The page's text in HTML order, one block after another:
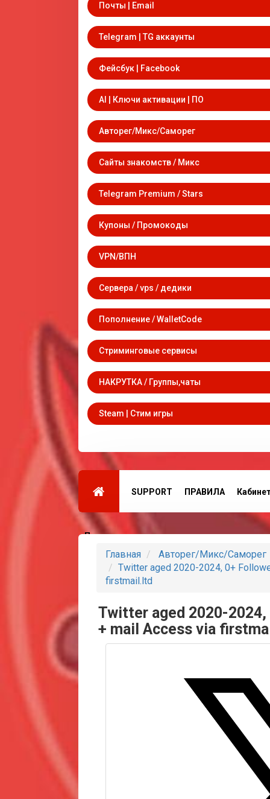
Почты | Email
Telegram | TG аккаунты
Фейсбук | Facebook
AI | Ключи активации | ПО
Авторег/Микс/Саморег
Сайты знакомств / Микс
Telegram Premium / Stars
Купоны / Промокоды
VPN/ВПН
Сервера / vps / дедики
Пополнение / WalletCode
Стриминговые сервисы
НАКРУТКА / Группы,чаты
Steam | Стим игры
SUPPORT ПРАВИЛА
Партнеры
Главная
Авторег/Микс/Саморег
Twitter aged 2020-2024, 0+
firstmail.ltd
Twitter aged 2020-2024,
+ mail Access via